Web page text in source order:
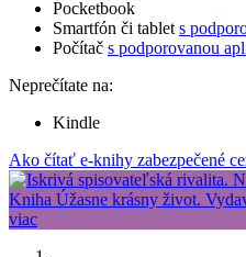
Pocketbook
Smartfón či tablet s
Počítač s podporovanou
Neprečítate na:
Kindle
Ako čítať e-knihy zabezpečené